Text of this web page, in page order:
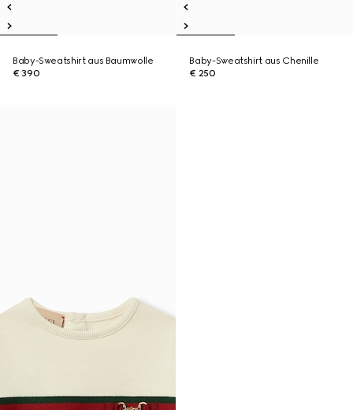
Baby-Sweatshirt aus Baumwolle
€ 390
Baby-Sweatshirt aus Chenille
€ 250